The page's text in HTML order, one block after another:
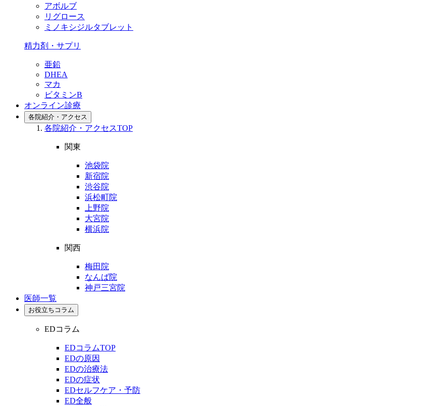
アボルブ
リグロース
ミノキシジルタブレット
精力剤・サプリ
亜鉛
DHEA
マカ
ビタミンB
オンライン診療
各院紹介・アクセス
各院紹介・アクセスTOP
関東
池袋院
新宿院
渋谷院
浜松町院
上野院
大宮院
横浜院
関西
梅田院
なんば院
神戸三宮院
医師一覧
お役立ちコラム
EDコラム
EDコラムTOP
EDの原因
EDの治療法
EDの症状
EDセルフケア・予防
ED全般